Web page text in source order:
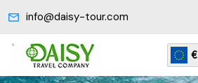
info@daisy-tour.com
€